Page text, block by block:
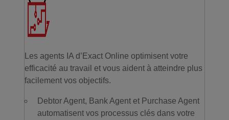
Les agents IA d’Exact Online optimisent votre
efficacité au travail et vous aident à atteindre plus
facilement vos objectifs.
Debtor Agent, Bank Agent et Purchase Agent
automatisent vos processus clés dans votre